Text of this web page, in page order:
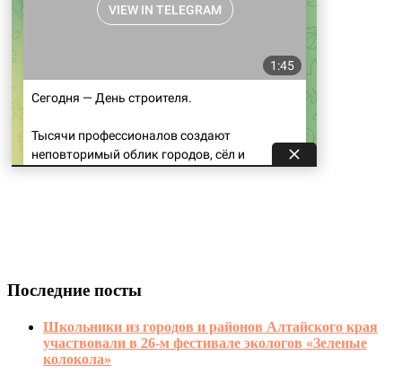
Последние посты
Школьники из городов и районов Алтайского края
участвовали в 26-м фестивале экологов «Зеленые
колокола»